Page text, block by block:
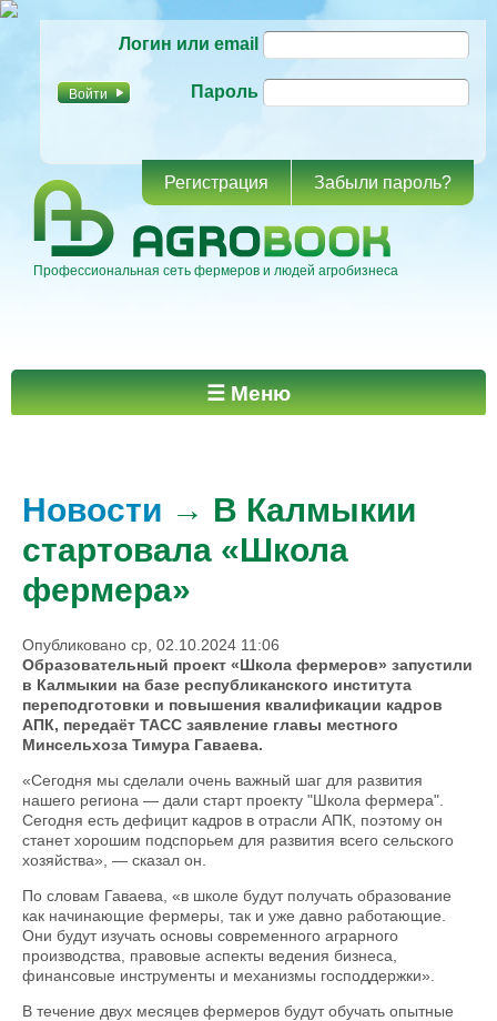
основному
Логин или email
Пароль
Регистрация Забыли пароль?
Профессиональная сеть фермеров и людей агробизнеса
Главное меню ☰ Меню
Новости → В Калмыкии
стартовала «Школа
фермера»
Опубликовано ср, 02.10.2024 11:06
Образовательный проект «Школа фермеров» запустили
в Калмыкии на базе республиканского института
переподготовки и повышения квалификации кадров
АПК, передаёт ТАСС заявление главы местного
Минсельхоза Тимура Гаваева.
«Сегодня мы сделали очень важный шаг для развития
нашего региона — дали старт проекту "Школа фермера".
Сегодня есть дефицит кадров в отрасли АПК, поэтому он
станет хорошим подспорьем для развития всего сельского
хозяйства», — сказал он.
По словам Гаваева, «в школе будут получать образование
как начинающие фермеры, так и уже давно работающие.
Они будут изучать основы современного аграрного
производства, правовые аспекты ведения бизнеса,
финансовые инструменты и механизмы господдержки».
В течение двух месяцев фермеров будут обучать опытные